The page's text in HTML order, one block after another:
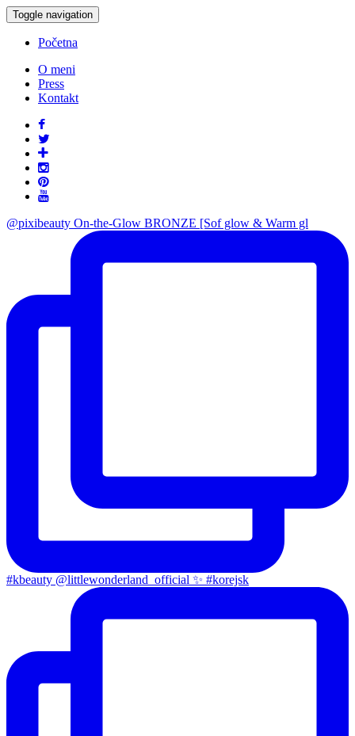
Toggle navigation
Početna
O meni
Press
Kontakt
@pixibeauty On-the-Glow BRONZE [Sof glow & Warm gl
#kbeauty @littlewonderland_official ✨ #korejsk